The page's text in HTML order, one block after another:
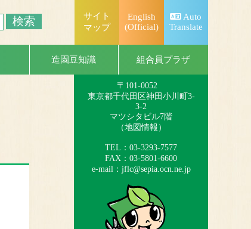
Auto
Translate
English
(Official)
サイト
マップ
造園豆知識 組合員プラザ
一般社団法人
日本造園組合連合会
（略称：造園連）
〒101-0052
東京都千代田区神田小川町3-
3-2
マツシタビル7階
（地図情報 ）
TEL：03-3293-7577
FAX：03-5801-6600
e-mail： jflc@sepia.ocn.ne.jp